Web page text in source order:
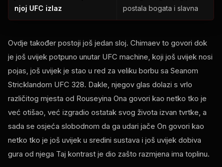
njoj UFC izlaz
postala bogata i slavna
Ovdje također postoji još jedan sloj. Chimaev to govori dok
je još uvijek potpuno unutar UFC machine, koji još uvijek nosi
pojas, još uvijek je stao u red za veliku borbu sa Seanom
Stricklandom UFC 328. Dakle, njegov glas dolazi s vrlo
različitog mjesta od Rouseyina Ona govori kao netko tko je
već otišao, već izgradio ostatak svog života izvan tvrtke, a
sada se osjeća slobodnom da ga udari jače On govori kao
netko tko je još uvijek u sredini sustava i još uvijek dobiva
gura od njega Taj kontrast je dio zašto razmjena ima toplinu.